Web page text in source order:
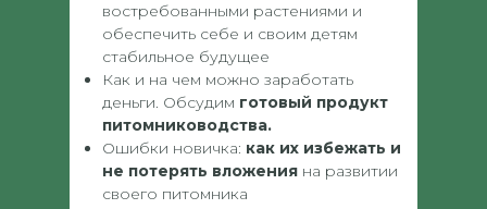
востребованными растениями и
обеспечить себе и своим детям
стабильное будущее
Как и на чем можно заработать
деньги. Обсудим готовый продукт
питомниководства.
Ошибки новичка: как их избежать и
не потерять вложения на развитии
своего питомника